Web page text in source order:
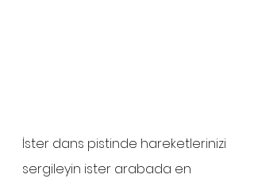
İster dans pistinde hareketlerinizi
sergileyin ister arabada en